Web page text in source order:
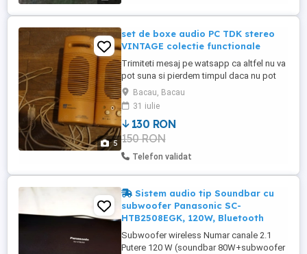
5
set de boxe audio PC TDK stereo
VINTAGE colectie functionale
Trimiteti mesaj pe watsapp ca altfel nu va
pot suna si pierdem timpul daca nu pot
raspunde cand sunati! Deoarece sunt
componente vechi second hand si sunt
persoana fizica NU ofer garantie de nici
un tip ceea ce face produsele
incompatibile la vanzare catre firme. In
consecinta rog firmele sa NU ma
contacteze ...
Bacau, Bacau
31 iulie
130 RON
150 RON
Telefon validat
Sistem audio tip Soundbar cu
subwoofer Panasonic SC-
HTB2508EGK, 120W, Bluetooth
Subwoofer wireless Numar canale 2.1
Putere 120 W (soundbar 80W+subwoofer